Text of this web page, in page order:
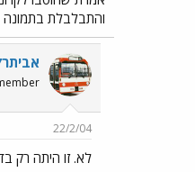
והתבלבלת בתמונה
אביתר777777777777777
22/2/04
לא. זו היתה רק